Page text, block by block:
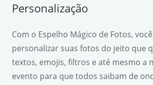
Personalização
Com o Espelho Mágico de Fotos,
personalizar suas fotos do jeito que
textos, emojis, filtros e até mesmo a
evento para que todos saibam de